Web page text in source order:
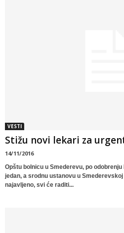
VESTI
Stižu novi lekari za
14/11/2016
Opštu bolnicu u Smederevu, po
jedan, a srodnu ustanovu u
najavljeno, svi će raditi...